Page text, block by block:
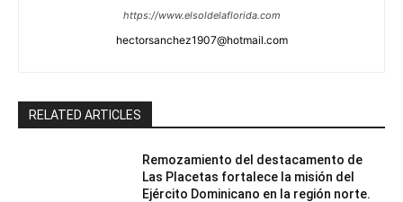
https://www.elsoldelaflorida.com
hectorsanchez1907@hotmail.com
RELATED ARTICLES
Remozamiento del destacamento de
Las Placetas fortalece la misión del
Ejército Dominicano en la región norte.